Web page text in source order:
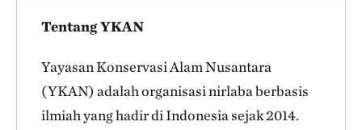
Tentang YKAN
Yayasan Konservasi Alam Nusantara
(YKAN) adalah organisasi nirlaba berbasis
ilmiah yang hadir di Indonesia sejak 2014.